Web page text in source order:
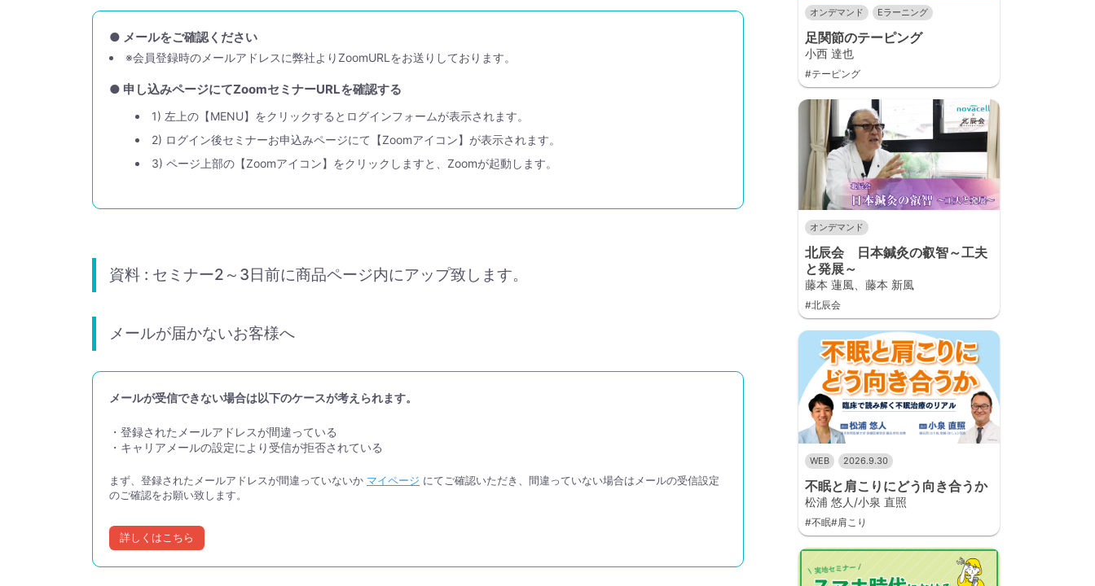
● メールをご確認ください
※会員登録時のメールアドレスに弊社よりZoomURLをお送りしております。
● 申し込みページにてZoomセミナーURLを確認する
1) 左上の【MENU】をクリックするとログインフォームが表示されます。
2) ログイン後セミナーお申込みページにて【Zoomアイコン】が表示されます。
3) ページ上部の【Zoomアイコン】をクリックしますと、Zoomが起動します。
資料 : セミナー2～3日前に商品ページ内にアップ致します。
メールが届かないお客様へ
メールが受信できない場合は以下のケースが考えられます。
・登録されたメールアドレスが間違っている
・キャリアメールの設定により受信が拒否されている
まず、登録されたメールアドレスが間違っていないか マイページ にてご確認いただき、間違っていない場合はメールの受信設定
のご確認をお願い致します。
詳しくはこちら
オンデマンド Eラーニング
足関節のテーピング
小西 達也
#テーピング
オンデマンド
北辰会 日本鍼灸の叡智～工夫
と発展～
藤本 蓮風、藤本 新風
#北辰会
WEB 2026.9.30
不眠と肩こりにどう向き合うか
松浦 悠人/小泉 直照
#不眠#肩こり